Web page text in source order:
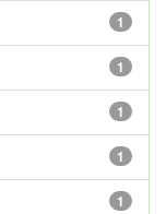
1
1
1
1
1